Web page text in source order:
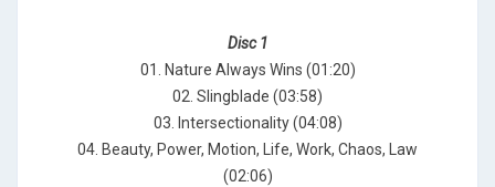
Disc 1
01. Nature Always Wins (01:20)
02. Slingblade (03:58)
03. Intersectionality (04:08)
04. Beauty, Power, Motion, Life, Work, Chaos, Law
(02:06)